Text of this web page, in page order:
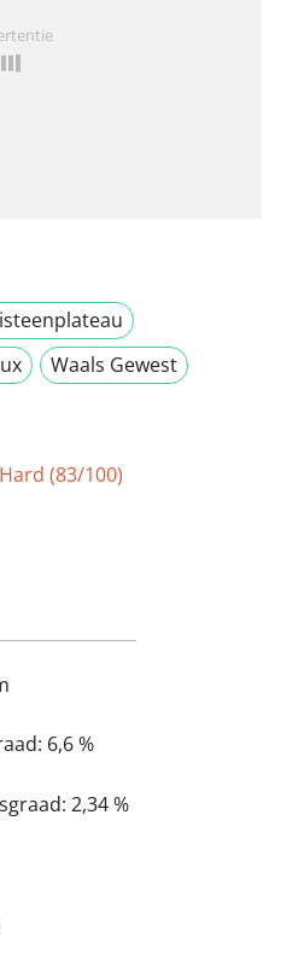
Waals Gewest
Hard (83/100)
6,6 %
2,34 %